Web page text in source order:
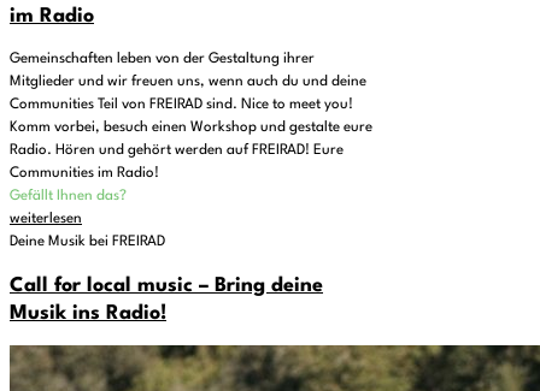
im Radio
Gemeinschaften leben von der Gestaltung ihrer
Mitglieder und wir freuen uns, wenn auch du und deine
Communities Teil von FREIRAD sind. Nice to meet you!
Komm vorbei, besuch einen Workshop und gestalte eure
Radio. Hören und gehört werden auf FREIRAD! Eure
Communities im Radio!
Gefällt Ihnen das?
weiterlesen
Deine Musik bei FREIRAD
Call for local music – Bring deine
Musik ins Radio!